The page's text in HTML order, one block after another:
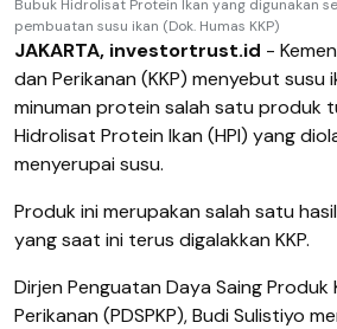
Bubuk Hidrolisat Protein Ikan yang digunakan
pembuatan susu ikan (Dok. Humas KKP)
JAKARTA, investortrust.id -
dan Perikanan (KKP) menyebut susu
minuman protein salah satu produk
Hidrolisat Protein Ikan (HPI) yang
menyerupai susu.
Produk ini merupakan salah satu
yang saat ini terus digalakkan KKP.
Dirjen Penguatan Daya Saing Produk
Perikanan (PDSPKP), Budi Sulistiyo